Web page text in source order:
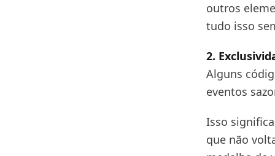
outros
tudo isso
2.
Alguns
eventos
Isso
que não